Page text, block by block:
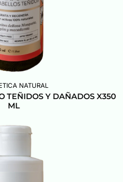
NATURAL
TEÑIDOS Y DAÑADOS X350
ML